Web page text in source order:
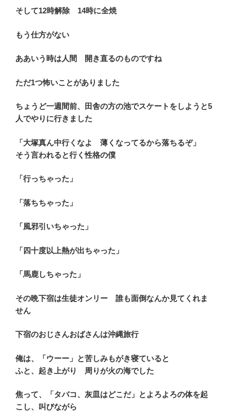
そして12時解除 14時に全焼
もう仕方がない
ああいう時は人間 開き直るのものですね
ただ1つ怖いことがありました
ちょうど一週間前、田舎の方の池でスケートをしようと5
人でやりに行きました
「大塚真ん中行くなよ 薄くなってるから落ちるぞ」
そう言われると行く性格の僕
「行っちゃった」
「落ちちゃった」
「風邪引いちゃった」
「四十度以上熱が出ちゃった」
「馬鹿しちゃった」
その晩下宿は生徒オンリー 誰も面倒なんか見てくれま
せん
下宿のおじさんおばさんは沖縄旅行
俺は、「ウーー」と苦しみもがき寝ていると
ふと、起き上がり 周りが火の海でした
焦って、「タバコ、灰皿はどこだ」とよろよろの体を起
こし、叫びながら